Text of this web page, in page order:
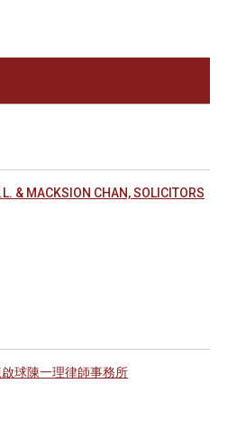
& MACKSION CHAN, SOLICITORS
球陳一理律師事務所